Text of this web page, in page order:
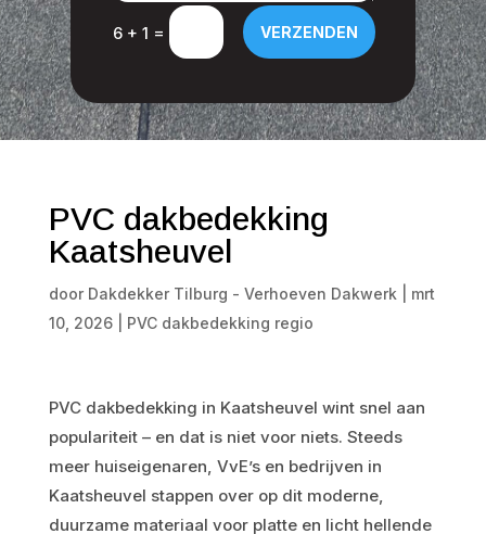
6 + 1 = VERZENDEN
PVC dakbedekking
Kaatsheuvel
door Dakdekker Tilburg - Verhoeven Dakwerk
mrt
10, 2026| PVC dakbedekking regio
PVC dakbedekking in Kaatsheuvel wint snel aan
populariteit – en dat is niet voor niets. Steeds
meer huiseigenaren, VvE’s en bedrijven in
Kaatsheuvel stappen over op dit moderne,
duurzame materiaal voor platte en licht hellende